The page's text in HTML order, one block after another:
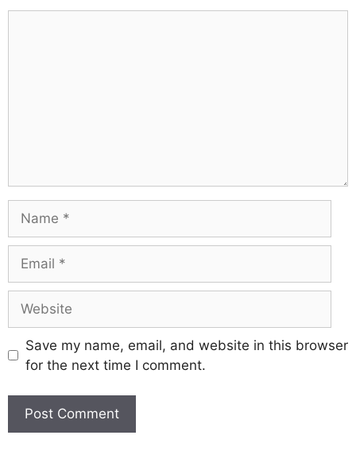
Save my name, email, and website in this browser
for the next time I comment.